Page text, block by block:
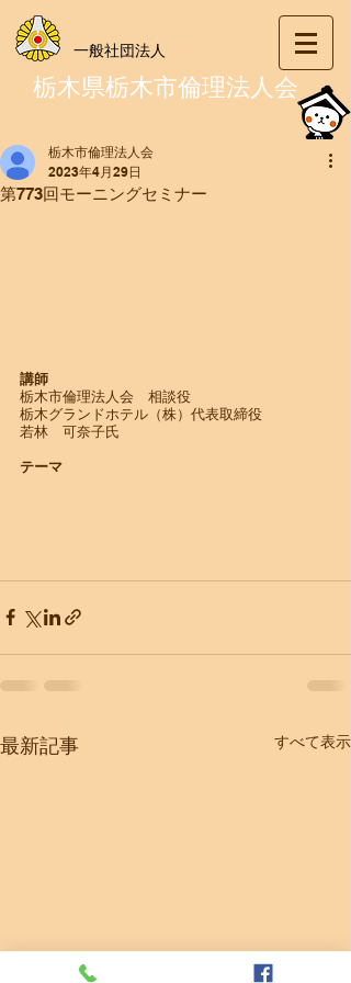
一般社団法人
栃木県栃木市倫理法人会
第773回モーニングセミナー
栃木市倫理法人会
2023年4月29日
講師
栃木市倫理法人会　相談役
栃木グランドホテル（株）代表取締役
若林　可奈子氏
テーマ
最新記事 すべて表示